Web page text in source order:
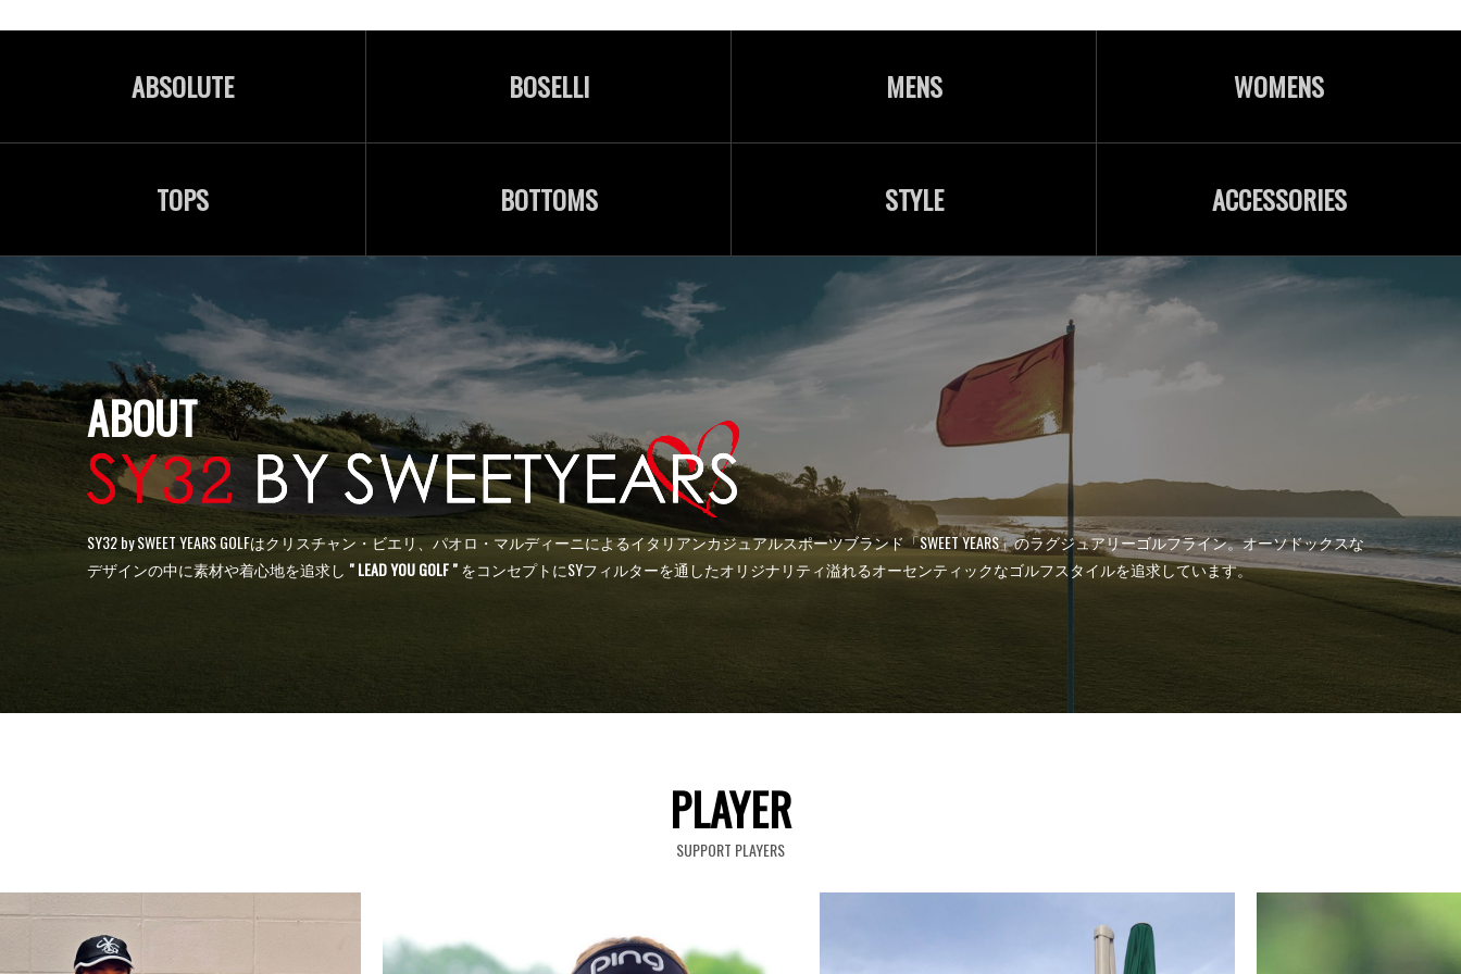
ABSOLUTE BOSELLI MENS WOMENS
TOPS BOTTOMS STYLE ACCESSORIES
ABOUT
SY32 by SWEET YEARS GOLFはクリスチャン・ビエリ、パオロ・マルディーニによるイタリアンカジュアルスポーツブランド「SWEET YEARS」のラグジュアリーゴルフライン。オーソドックスな
デザインの中に素材や着心地を追求し " LEAD YOU GOLF "をコンセプトにSYフィルターを通したオリジナリティ溢れるオーセンティックなゴルフスタイルを追求しています。
PLAYER
SUPPORT PLAYERS